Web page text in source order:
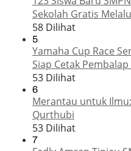
Sekolah Gratis
58 Dilihat
5
Yamaha Cup Race
Siap Cetak
53 Dilihat
6
Merantau untuk
Qurthubi
53 Dilihat
7